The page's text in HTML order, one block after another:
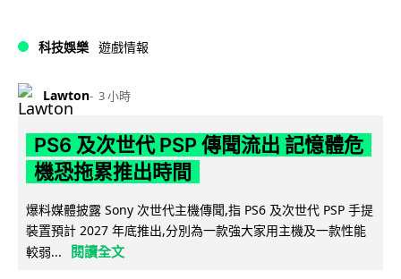
科技娛樂 遊戲情報
Lawton 3 小時
PS6 及次世代 PSP 傳聞流出 記憶體危
機恐拖累推出時間
爆料媒體披露 Sony 次世代主機傳聞,指 PS6 及次世代 PSP 手提
裝置預計 2027 年底推出,分別為一款強大家用主機及一款性能
較弱...
閱讀全文